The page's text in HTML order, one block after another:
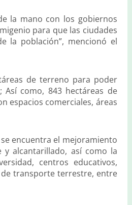
la mano con los gobiernos
para que las ciudades
la población”, mencionó el
de terreno para poder
como, 843 hectáreas de
espacios comerciales, áreas
encuentra el mejoramiento
y alcantarillado, así como la
centros educativos,
de transporte terrestre, entre